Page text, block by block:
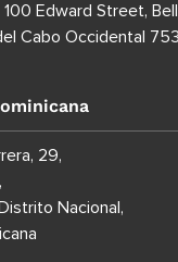
100 Edward Street,
Cabo Occidental
29,
Nacional,